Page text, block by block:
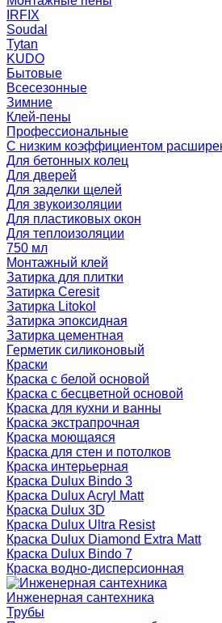
IRFIX
Soudal
Tytan
KUDO
Бытовые
Всесезонные
Зимние
Клей-пены
Профессиональные
С низким коэффициентом
Для бетонных колец
Для дверей
Для заделки щелей
Для звукоизоляции
Для пластиковых окон
Для теплоизоляции
750 мл
Монтажный клей
Затирка для плитки
Затирка Ceresit
Затирка Litokol
Затирка эпоксидная
Затирка цементная
Герметик силиконовый
Краски
Краска с белой основой
Краска с бесцветной основой
Краска для кухни и ванны
Краска экстрапрочная
Краска моющаяся
Краска для стен и потолков
Краска интерьерная
Краска Dulux Bindo 3
Краска Dulux Acryl Matt
Краска Dulux 3D
Краска Dulux Ultra Resist
Краска Dulux Diamond Extra Matt
Краска Dulux Bindo 7
Краска водно-дисперсионная
Инженерная сантехника
Трубы